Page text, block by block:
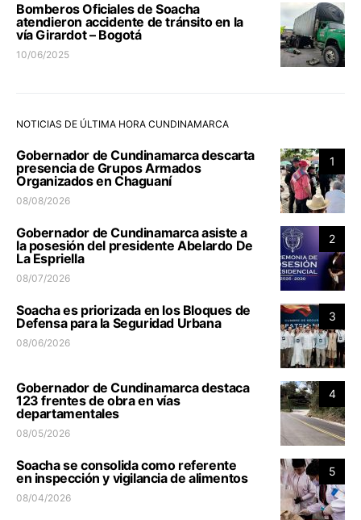
Bomberos Oficiales de Soacha
atendieron accidente de tránsito en la
vía Girardot – Bogotá
10/06/2025
NOTICIAS DE ÚLTIMA HORA CUNDINAMARCA
1
Gobernador de Cundinamarca descarta
presencia de Grupos Armados
Organizados en Chaguaní
08/08/2026
2
Gobernador de Cundinamarca asiste a
la posesión del presidente Abelardo De
La Espriella
08/07/2026
3
Soacha es priorizada en los Bloques de
Defensa para la Seguridad Urbana
08/06/2026
4
Gobernador de Cundinamarca destaca
123 frentes de obra en vías
departamentales
08/05/2026
5
Soacha se consolida como referente
en inspección y vigilancia de alimentos
08/04/2026